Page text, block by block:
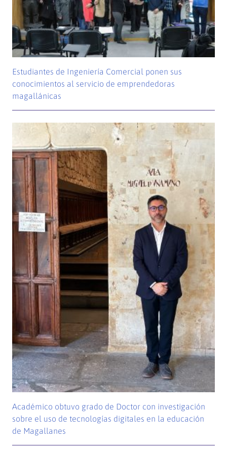
Estudiantes de Ingeniería Comercial ponen sus
conocimientos al servicio de emprendedoras
magallánicas
Académico obtuvo grado de Doctor con investigación
sobre el uso de tecnologías digitales en la educación
de Magallanes